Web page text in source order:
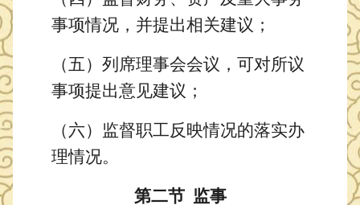
事项情况，并提出相关建议；
（五）列席理事会会议，可对所议
事项提出意见建议；
（六）监督职工反映情况的落实办
理情况。
第二节 监事